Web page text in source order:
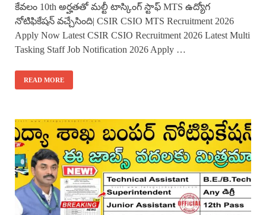
కేవలం 10th అర్హతతో మల్టీ టాస్కింగ్ స్టాఫ్ MTS ఉద్యోగ
నోటిఫికేషన్ వచ్చేసింది| CSIR CSIO MTS Recruitment 2026
Apply Now Latest CSIR CSIO Recruitment 2026 Latest Multi
Tasking Staff Job Notification 2026 Apply …
READ MORE